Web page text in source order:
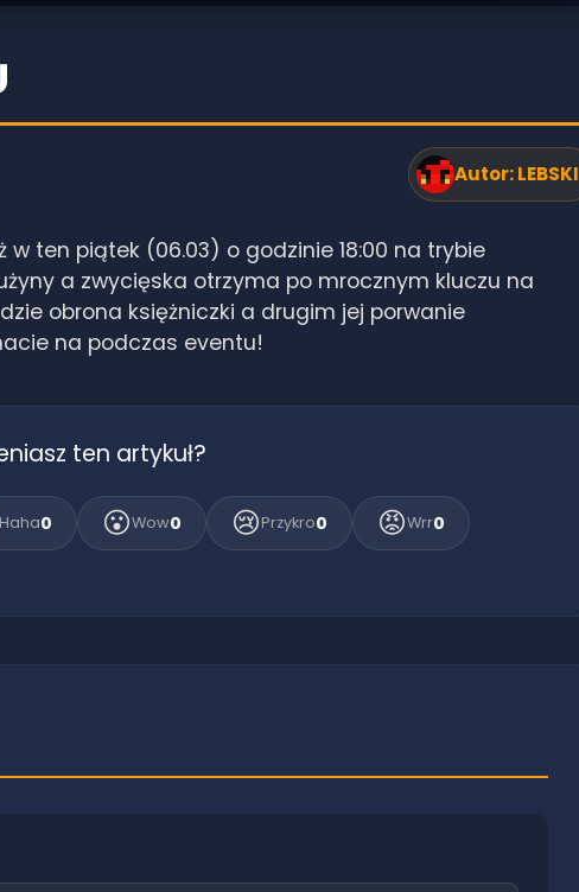
Autor:LEBSKI
w ten piątek (06.03) o godzinie 18:00 na trybie
a zwycięska otrzyma po mrocznym kluczu na
obrona księżniczki a drugim jej porwanie
na podczas eventu!
ten artykuł?
Haha0 😮Wow0 😢Przykro0 😡Wrr0